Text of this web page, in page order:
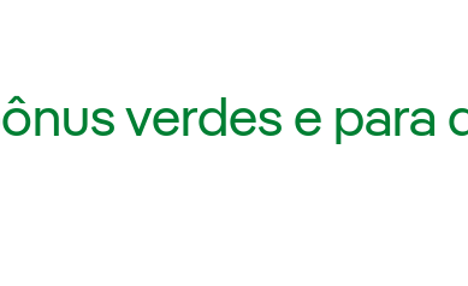
verdes e para